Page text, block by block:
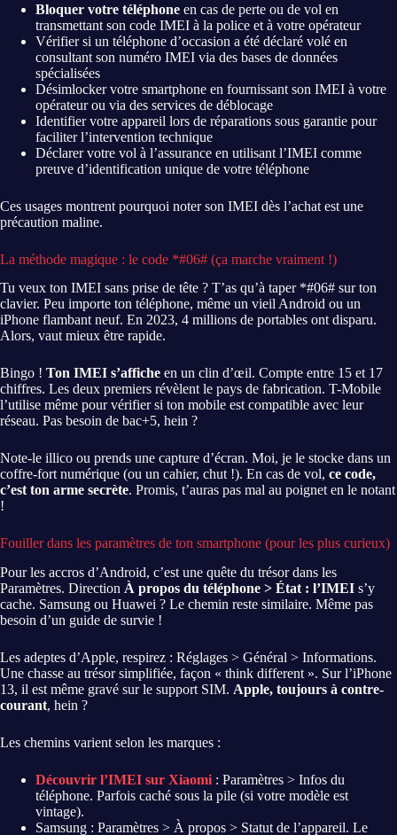
Bloquer votre téléphone en cas de perte ou de vol en
transmettant son code IMEI à la police et à votre opérateur
Vérifier si un téléphone d’occasion a été déclaré volé en
consultant son numéro IMEI via des bases de données
spécialisées
Désimlocker votre smartphone en fournissant son IMEI à votre
opérateur ou via des services de déblocage
Identifier votre appareil lors de réparations sous garantie pour
faciliter l’intervention technique
Déclarer votre vol à l’assurance en utilisant l’IMEI comme
preuve d’identification unique de votre téléphone
Ces usages montrent pourquoi noter son IMEI dès l’achat est une
précaution maline.
La méthode magique : le code *#06# (ça marche vraiment !)
Tu veux ton IMEI sans prise de tête ? T’as qu’à taper *#06# sur ton
clavier. Peu importe ton téléphone, même un vieil Android ou un
iPhone flambant neuf. En 2023, 4 millions de portables ont disparu.
Alors, vaut mieux être rapide.
Bingo ! Ton IMEI s’affiche en un clin d’œil. Compte entre 15 et 17
chiffres. Les deux premiers révèlent le pays de fabrication. T-Mobile
l’utilise même pour vérifier si ton mobile est compatible avec leur
réseau. Pas besoin de bac+5, hein ?
Note-le illico ou prends une capture d’écran. Moi, je le stocke dans un
coffre-fort numérique (ou un cahier, chut !). En cas de vol, ce code,
c’est ton arme secrète. Promis, t’auras pas mal au poignet en le notant
!
Fouiller dans les paramètres de ton smartphone (pour les plus curieux)
Pour les accros d’Android, c’est une quête du trésor dans les
Paramètres. Direction À propos du téléphone > État : l’IMEI s’y
cache. Samsung ou Huawei ? Le chemin reste similaire. Même pas
besoin d’un guide de survie !
Les adeptes d’Apple, respirez : Réglages > Général > Informations.
Une chasse au trésor simplifiée, façon « think different ». Sur l’iPhone
13, il est même gravé sur le support SIM. Apple, toujours à contre-
courant, hein ?
Les chemins varient selon les marques :
Découvrir l’IMEI sur Xiaomi : Paramètres > Infos du
téléphone. Parfois caché sous la pile (si votre modèle est
vintage).
Samsung : Paramètres > À propos > Statut de l’appareil. Le